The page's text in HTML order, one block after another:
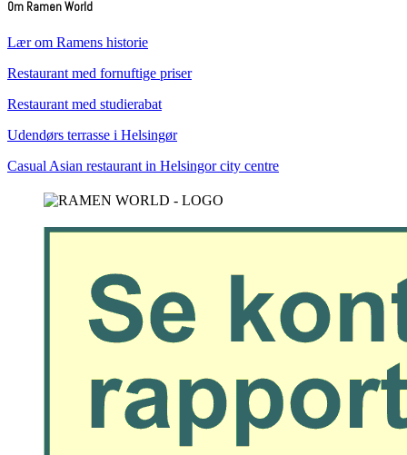
Om Ramen World
Lær om Ramens historie
Restaurant med fornuftige priser
Restaurant med studierabat
Udendørs terrasse i Helsingør
Casual Asian restaurant in Helsingor city centre